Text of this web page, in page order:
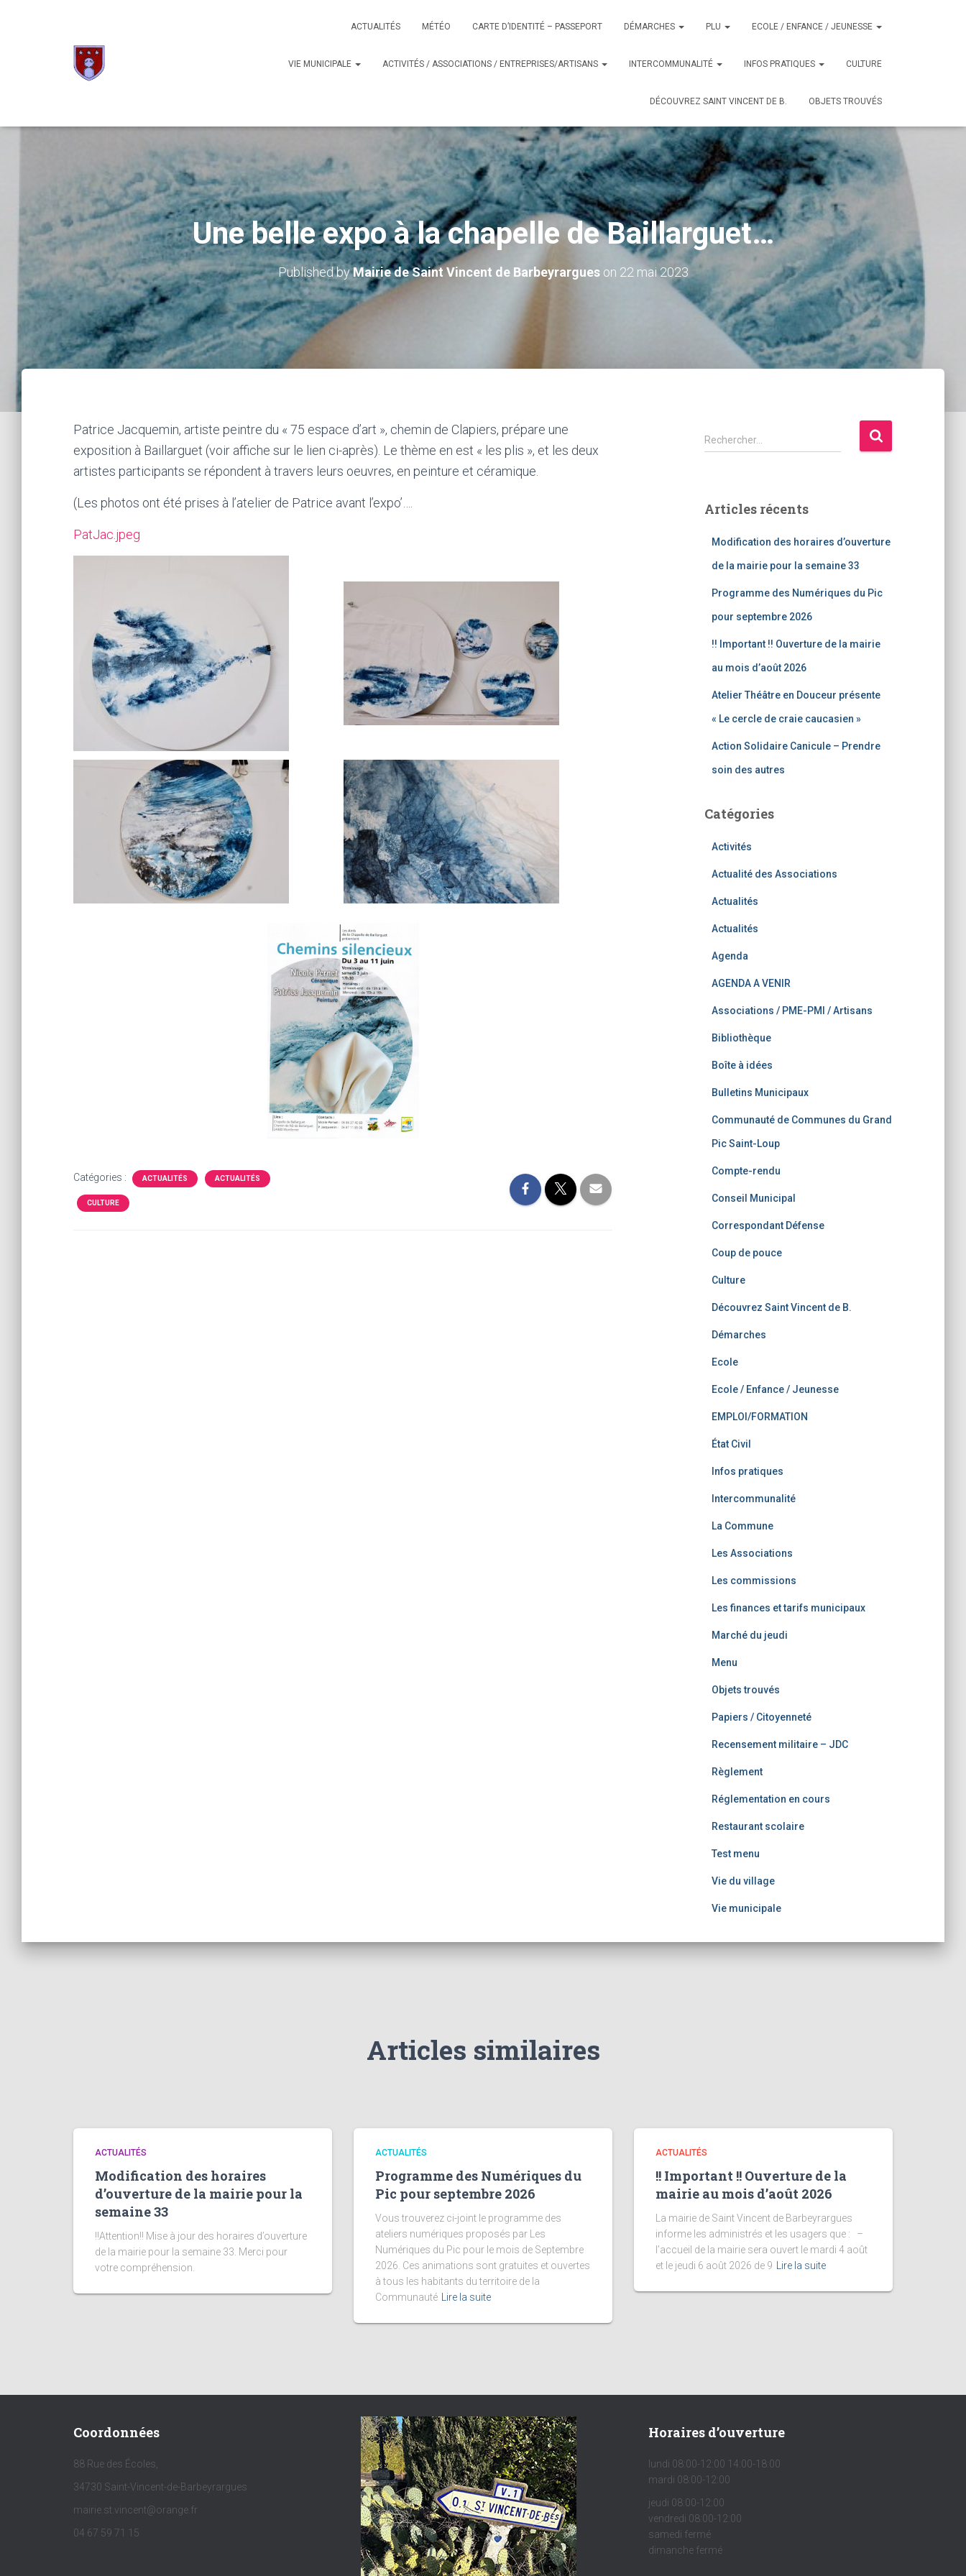
ACTUALITÉS MÉTÉO CARTE D’IDENTITÉ – PASSEPORT DÉMARCHES PLU ECOLE / ENFANCE / JEUNESSE
VIE MUNICIPALE ACTIVITÉS / ASSOCIATIONS / ENTREPRISES/ARTISANS INTERCOMMUNALITÉ INFOS PRATIQUES CULTURE
DÉCOUVREZ SAINT VINCENT DE B. OBJETS TROUVÉS
Une belle expo à la chapelle de Baillarguet…
Published byMairie de Saint Vincent de Barbeyrargueson 22 mai 2023
Patrice Jacquemin, artiste peintre du « 75 espace d’art », chemin de Clapiers, prépare une
exposition à Baillarguet (voir affiche sur le lien ci-après). Le thème en est « les plis », et les deux
artistes participants se répondent à travers leurs oeuvres, en peinture et céramique.
(Les photos ont été prises à l’atelier de Patrice avant l’expo’….
PatJac.jpeg
Catégories : ACTUALITÉS ACTUALITÉS
CULTURE
R
e
r
Rechercher…
Articles récents
Modification des horaires d’ouverture
de la mairie pour la semaine 33
Programme des Numériques du Pic
pour septembre 2026
!! Important !! Ouverture de la mairie
au mois d’août 2026
Atelier Théâtre en Douceur présente
« Le cercle de craie caucasien »
Action Solidaire Canicule – Prendre
soin des autres
Catégories
Activités
Actualité des Associations
Actualités
Actualités
Agenda
AGENDA A VENIR
Associations / PME-PMI / Artisans
Bibliothèque
Boîte à idées
Bulletins Municipaux
Communauté de Communes du Grand
Pic Saint-Loup
Compte-rendu
Conseil Municipal
Correspondant Défense
Coup de pouce
Culture
Découvrez Saint Vincent de B.
Démarches
Ecole
Ecole / Enfance / Jeunesse
EMPLOI/FORMATION
État Civil
Infos pratiques
Intercommunalité
La Commune
Les Associations
Les commissions
Les finances et tarifs municipaux
Marché du jeudi
Menu
Objets trouvés
Papiers / Citoyenneté
Recensement militaire – JDC
Règlement
Réglementation en cours
Restaurant scolaire
Test menu
Vie du village
Vie municipale
Articles similaires
ACTUALITÉS
Modification des horaires
d’ouverture de la mairie pour la
semaine 33
!!Attention!! Mise à jour des horaires d’ouverture
de la mairie pour la semaine 33. Merci pour
votre compréhension.
ACTUALITÉS
Programme des Numériques du
Pic pour septembre 2026
Vous trouverez ci-joint le programme des
ateliers numériques proposés par Les
Numériques du Pic pour le mois de Septembre
2026. Ces animations sont gratuites et ouvertes
à tous les habitants du territoire de la
Communauté
Lire la suite
ACTUALITÉS
!! Important !! Ouverture de la
mairie au mois d’août 2026
La mairie de Saint Vincent de Barbeyrargues
informe les administrés et les usagers que : –
l’accueil de la mairie sera ouvert le mardi 4 août
et le jeudi 6 août 2026 de 9
Lire la suite
Coordonnées
88 Rue des Écoles,
34730 Saint-Vincent-de-Barbeyrargues
mairie.st.vincent@orange.fr
04 67 59 71 15
Horaires d’ouverture
lundi 08:00-12:00 14:00-18:00
mardi 08:00-12:00
jeudi 08:00-12:00
vendredi 08:00-12:00
samedi fermé
dimanche fermé